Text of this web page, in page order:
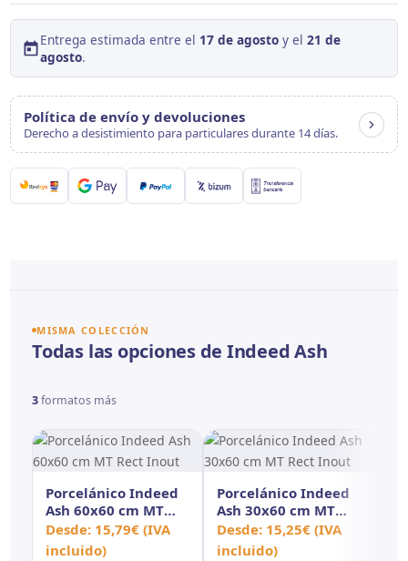
Entrega estimada entre el 17 de agosto y el21 de
agosto.
Política de envío y devoluciones
Derecho a desistimiento para particulares durante 14 días.
MISMA COLECCIÓN
Todas las opciones de Indeed Ash
3formatos más
Porcelánico Indeed
Ash 60x60 cm MT
Rect Inout
Desde: 15,79€ (IVA
incluido)
Porcelánico Indeed
Ash 30x60 cm MT
Rect Inout
Desde: 15,25€ (IVA
incluido)